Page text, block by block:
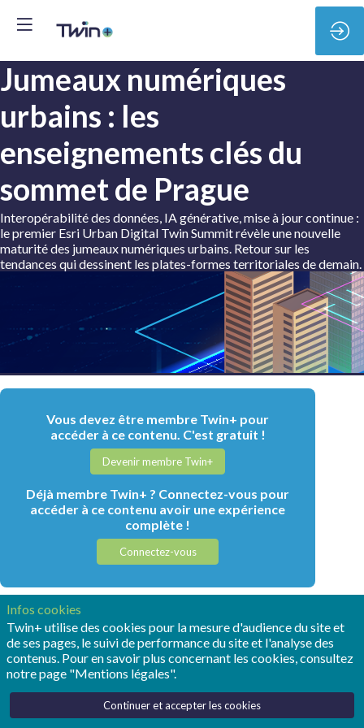
Jumeaux numériques
urbains : les
enseignements clés du
sommet de Prague
Interopérabilité des données, IA générative, mise à jour continue :
le premier Esri Urban Digital Twin Summit révèle une nouvelle
maturité des jumeaux numériques urbains. Retour sur les
tendances qui dessinent les plates-formes territoriales de demain.
Vous devez être membre Twin+ pour
accéder à ce contenu. C'est gratuit !
Devenir membre Twin+
Déjà membre Twin+ ? Connectez-vous pour
accéder à ce contenu avoir une expérience
complète !
Connectez-vous
DERNIERS
ARTICLES
Lire d'autres articles
Infos cookies
Twin+ utilise des cookies pour la mesure d'audience du site et
de ses pages, le suivi de performance du site et l'analyse des
contenus. Pour en savoir plus concernant les cookies, consultez
notre page "Mentions légales".
Continuer et accepter les cookies